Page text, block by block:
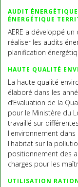
AUDIT
ÉNERGÉTIQUE
AERE a développé
réaliser les audits
planification
HAUTE QUALITÉ
La haute qualité
élaboré dans les
d’Evaluation de la
pour le Ministère du
travaillé sur
l'environnement
l'habitat sur la
positionnement des
charges pour les
UTILISATION